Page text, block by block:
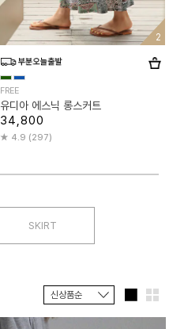
2
FREE
유디아 에스닉 롱스커트
34,800
4.9 (297)
SKIRT